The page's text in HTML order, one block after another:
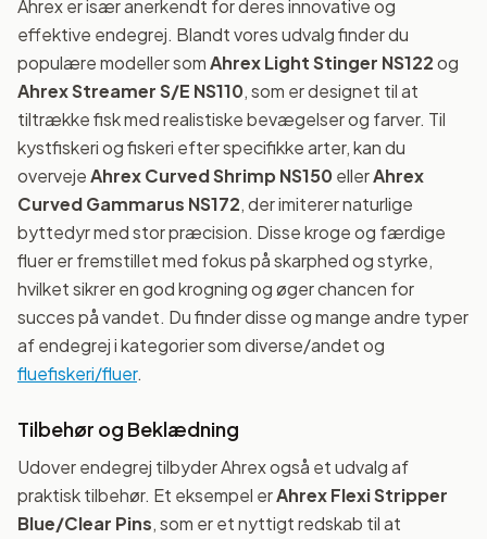
Ahrex er især anerkendt for deres innovative og
effektive endegrej. Blandt vores udvalg finder du
populære modeller somAhrex Light Stinger NS122og
Ahrex Streamer S/E NS110, som er designet til at
tiltrække fisk med realistiske bevægelser og farver. Til
kystfiskeri og fiskeri efter specifikke arter, kan du
overvejeAhrex Curved Shrimp NS150ellerAhrex
Curved Gammarus NS172, der imiterer naturlige
byttedyr med stor præcision. Disse kroge og færdige
fluer er fremstillet med fokus på skarphed og styrke,
hvilket sikrer en god krogning og øger chancen for
succes på vandet. Du finder disse og mange andre typer
af endegrej i kategorier som diverse/andet og
fluefiskeri/fluer.
Tilbehør og Beklædning
Udover endegrej tilbyder Ahrex også et udvalg af
praktisk tilbehør. Et eksempel erAhrex Flexi Stripper
Blue/Clear Pins, som er et nyttigt redskab til at